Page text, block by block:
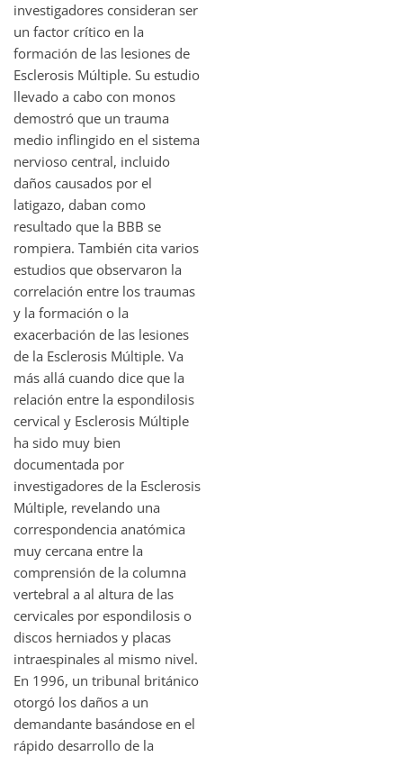
investigadores consideran ser
un factor crítico en la
formación de las lesiones de
Esclerosis Múltiple. Su estudio
llevado a cabo con monos
demostró que un trauma
medio inflingido en el sistema
nervioso central, incluido
daños causados por el
latigazo, daban como
resultado que la BBB se
rompiera. También cita varios
estudios que observaron la
correlación entre los traumas
y la formación o la
exacerbación de las lesiones
de la Esclerosis Múltiple. Va
más allá cuando dice que la
relación entre la espondilosis
cervical y Esclerosis Múltiple
ha sido muy bien
documentada por
investigadores de la Esclerosis
Múltiple, revelando una
correspondencia anatómica
muy cercana entre la
comprensión de la columna
vertebral a al altura de las
cervicales por espondilosis o
discos herniados y placas
intraespinales al mismo nivel.
En 1996, un tribunal británico
otorgó los daños a un
demandante basándose en el
rápido desarrollo de la